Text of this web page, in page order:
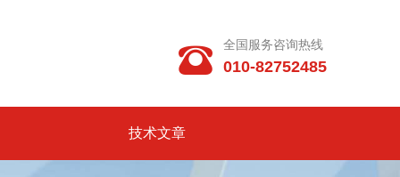
 全国服务咨询热线
010-82752485
技术文章